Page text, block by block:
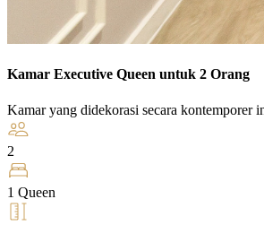
Kamar Executive Queen untuk 2 Orang
Kamar yang didekorasi secara
2
1 Queen